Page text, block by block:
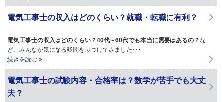
電気工事士の収入はどのくらい？就職・転職に有利？
電気工事士の収入はどのくらい？40代～60代でも本当に需要はあるの？な
ど、みんなが気になる疑問をぶつけてみました･･･
続きを読む »
電気工事士の試験内容・合格率は？数学が苦手でも大丈
夫？